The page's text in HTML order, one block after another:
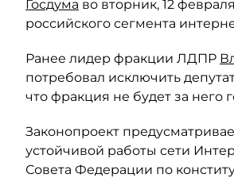
Госдума во вторник, 12
российского сегмента
Ранее лидер фракции ЛДПР
потребовал исключить
что фракция не будет за него
Законопроект
устойчивой работы сети
Совета Федерации по